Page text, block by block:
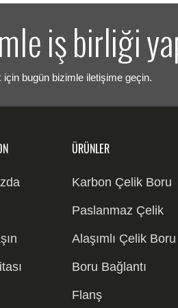
iş birliği
için bugün bizimle iletişime geçin.
ÜRÜNLER
Karbon Çelik Boru
Karbon Çelik
Dikişsiz Boru
Karbon Çelik
Kaynaklı Boru
OCTG Muhafaza
Borusu ve Boru
Paslanmaz Çelik
Boru
304 Boru
316 Boru
Alaşımlı Çelik Boru
Alaşımlı Çelik
Dikişsiz Boru
Alaşımlı Çelik
Boru Bağlantı
Parçaları
Flanş